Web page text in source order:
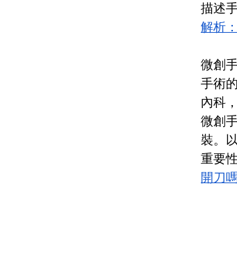
描述
解析
微創
手術
內科
微創
裝。
重要
開刀